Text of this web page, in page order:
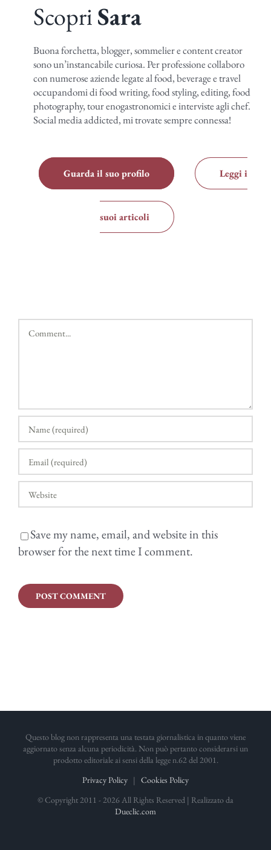
ScopriSara
Buona forchetta, blogger, sommelier e content creator
sono un’instancabile curiosa. Per professione collaboro
con numerose aziende legate al food, beverage e travel
occupandomi di food writing, food styling, editing, food
photography, tour enogastronomici e interviste agli chef.
Social media addicted, mi trovate sempre connessa!
Guarda il suo profilo Leggi i
suoi articoli
Comment
Save my name, email, and website in this
browser for the next time I comment.
Questo blog non rappresenta una testata giornalistica in quanto viene
aggiornato senza alcuna periodicità. Non può pertanto considerarsi un
prodotto editoriale ai sensi della legge n.62 del 2001.
Privacy Policy | Cookies Policy
© Copyright 2011 - 2026 All Rights Reserved | Realizzato da
Dueclic.com